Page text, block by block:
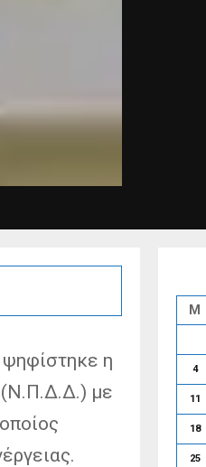
η
(Ν.Π.Δ.Δ.) με
M
4
11
18
25